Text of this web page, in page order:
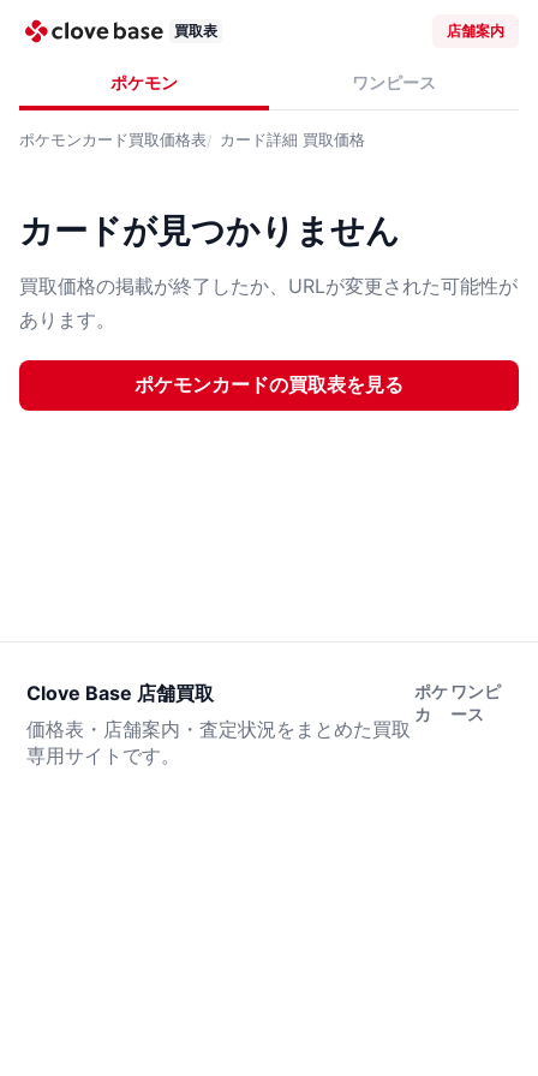
買取表 店舗案内
ポケモン ワンピース
ポケモンカード買取価格表 カード詳細 買取価格
カードが見つかりません
買取価格の掲載が終了したか、URLが変更された可能性が
あります。
ポケモンカードの買取表を見る
Clove Base 店舗買取
価格表・店舗案内・査定状況をまとめた買取
専用サイトです。
ポケ
カ
ワンピ
ース